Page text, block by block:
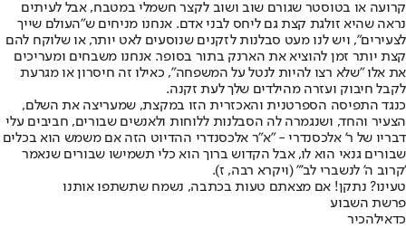
קרועה או בטוסטר שגורם שוב ושוב לקצר חשמלי במטבח, אבל לעיתים
נראה שהיא זולגת קצת גם ליחס לבני אדם. אנחנו מניחים ש"העולם שייך
לצעירים", ויש לנו מעט סבלנות לזקנים שנוסעים לאט יותר, או שלוקח להם
קצת יותר זמן להוציא את הארנק בתור בסופר. אנחנו משבחים ומעריכים
את אלו "שלא רצו להיות לנטל על המשפחה", כאילו זה חיסרון או מגרעת
לקבל חיבוק ועזרה מהילדים שלך לעת זקנה.
כנגד התפיסה הספרטנית והאכזרית הזו במקצת, שמעריצה את השלם,
הצעיר והחד, ושנגמרה לה הסבלנות ללוחות ולאנשים שבורים, חביבים עלי
דבריו של ר' אלכסנדרי - "א"ר אלכסנדרי ההדיוט הזה אם משמש הוא בכלים
שבורים גנאי הוא לו, אבל הקדוש ברוך הוא כלי תשמישו שבורים שנאמר
'קרוב ה' לנשברי לב'" (ויקרא רבה, ז).
טעינו? נתקן! אם מצאתם טעות בכתבה, נשמח שתשתפו אותנו
פרשת השבוע
כדאילהכיר